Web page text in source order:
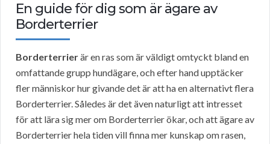
En guide för dig som är ägare av
Borderterrier
Borderterrierär en ras som är väldigt omtyckt bland en
omfattande grupp hundägare, och efter hand upptäcker
fler människor hur givande det är att ha en alternativt flera
Borderterrier. Således är det även naturligt att intresset
för att lära sig mer om Borderterrier ökar, och att ägare av
Borderterrier hela tiden vill finna mer kunskap om rasen,